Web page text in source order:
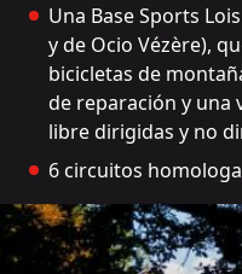
Una Base Sports
y de Ocio Vézère),
bicicletas de
de reparación y una
libre dirigidas y no
6 circuitos